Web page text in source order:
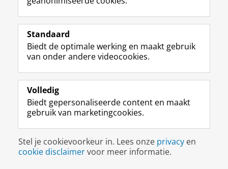
Volg de RUG
F
a
e
b
o
p
a
i
n
a
L
i
k
e
I
-
p
g
i
n
R
S
-
f
e
R
k
s
u
I
n
t
r
m
c
c
o
Y
o
T
e
k
a
a
Studiekiezers
Alumni
Over ons
Disclaimer & Copyright
Inloggen
Standaard
Biedt de optimale werking en maakt gebruik
van onder andere videocookies.
Volledig
Biedt gepersonaliseerde content en maakt
gebruik van marketingcookies.
Stel je cookievoorkeur in. Lees onze privacy en
cookie disclaimervoor meer informatie.